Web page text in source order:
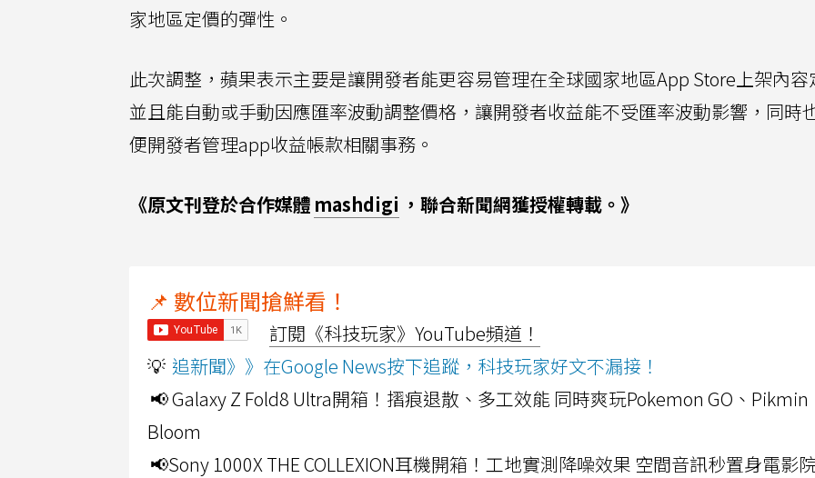
家地區定價的彈性。
此次調整，蘋果表示主要是讓開發者能更容易管理在全球國家地區App Store上架內容
並且能自動或手動因應匯率波動調整價格，讓開發者收益能不受匯率波動影響，同時
便開發者管理app收益帳款相關事務。
《原文刊登於合作媒體 mashdigi ，聯合新聞網獲授權轉載。》
📌 數位新聞搶鮮看！
訂閱《科技玩家》YouTube頻道！
💡 追新聞》》在Google News按下追蹤，科技玩家好文不漏接！
📢 Galaxy Z Fold8 Ultra開箱！摺痕退散、多工效能 同時爽玩Pokemon GO、Pikmin
Bloom
📢Sony 1000X THE COLLEXION耳機開箱！工地實測降噪效果 空間音訊秒置身電影